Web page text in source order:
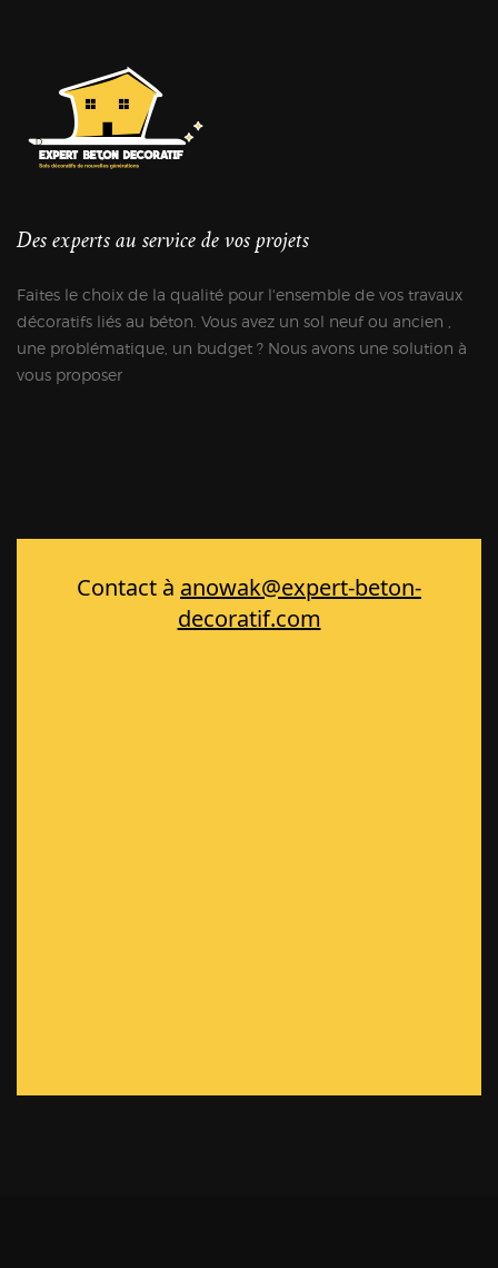
Des experts au service de vos projets
Faites le choix de la qualité pour l'ensemble de vos travaux
décoratifs liés au béton. Vous avez un sol neuf ou ancien ,
une problématique, un budget ? Nous avons une solution à
vous proposer